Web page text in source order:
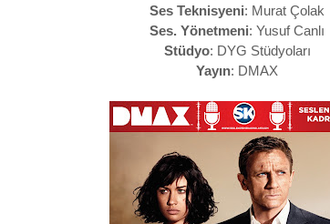
Ses Teknisyeni: Murat Çolak
Ses. Yönetmeni: Yusuf Canlı
Stüdyo: DYG Stüdyoları
Yayın: DMAX